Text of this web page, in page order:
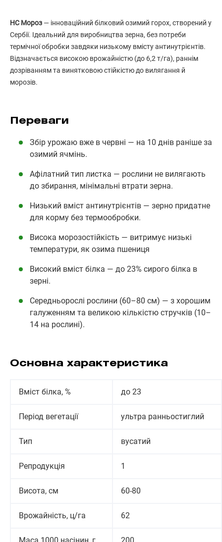
НС Мороз — інноваційний білковий озимий горох, створений у
Сербії. Ідеальний для виробництва зерна, без потреби
термічної обробки завдяки низькому вмісту антинутрієнтів.
Відзначається високою врожайністю (до 6,2 т/га), раннім
дозріванням та винятковою стійкістю до вилягання й
морозів.
Переваги
Збір урожаю вже в червні — на 10 днів раніше за
озимий ячмінь.
Афілатний тип листка — рослини не вилягають
до збирання, мінімальні втрати зерна.
Низький вміст антинутрієнтів — зерно придатне
для корму без термообробки.
Висока морозостійкість — витримує низькі
температури, як озима пшениця
Високий вміст білка — до 23% сирого білка в
зерні.
Середньорослі рослини (60–80 см) — з хорошим
галуженням та великою кількістю стручків (10–
14 на рослині).
Основна характеристика
Вміст білка, % до 23
Період вегетації ультра ранньостиглий
Тип вусатий
Репродукція 1
Висота, см 60-80
Врожайність, ц/га 62